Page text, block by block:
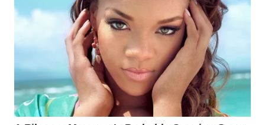
WN
TEBING
PAKPAK
WN
KARAWANG